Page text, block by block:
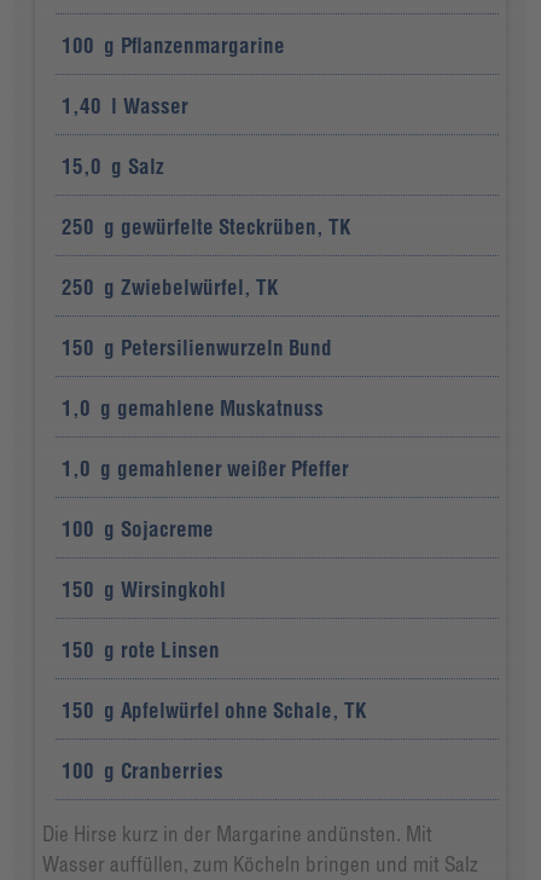
100 g Pflanzenmargarine
1,40 l Wasser
15,0 g Salz
250 g gewürfelte Steckrüben, TK
250 g Zwiebelwürfel, TK
150 g Petersilienwurzeln Bund
1,0 g gemahlene Muskatnuss
1,0 g gemahlener weißer Pfeffer
100 g Sojacreme
150 g Wirsingkohl
150 g rote Linsen
150 g Apfelwürfel ohne Schale, TK
100 g Cranberries
Die Hirse kurz in der Margarine andünsten. Mit
Wasser auffüllen, zum Köcheln bringen und mit Salz